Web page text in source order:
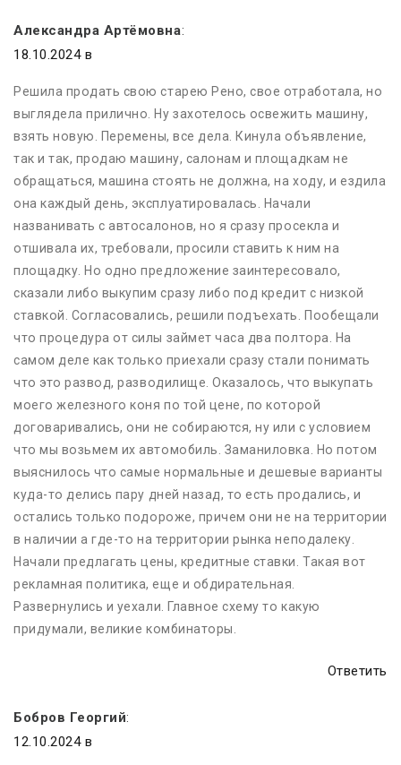
Александра Артёмовна:
18.10.2024 в
Решила продать свою старeю Рено, свое отработала, но
выглядела прилично. Ну захотелось освежить машину,
взять новую. Перемены, все дела. Кинула объявление,
так и так, продаю машину, салонам и площадкам не
обращаться, машина стоять не должна, на ходу, и ездила
она каждый день, эксплуатировалась. Начали
названивать с автосалонов, но я сразу просекла и
отшивала их, требовали, просили ставить к ним на
площадку. Но одно предложение заинтересовало,
сказали либо выкупим сразу либо под кредит с низкой
ставкой. Согласовались, решили подъехать. Пообещали
что процедура от силы займет часа два полтора. На
самом деле как только приехали сразу стали понимать
что это развод, разводилище. Оказалось, что выкупать
моего железного коня по той цене, по которой
договаривались, они не собираются, ну или с условием
что мы возьмем их автомобиль. Заманиловка. Но потом
выяснилось что самые нормальные и дешевые варианты
куда-то делись пару дней назад, то есть продались, и
остались только подороже, причем они не на территории
в наличии а где-то на территории рынка неподалеку.
Начали предлагать цены, кредитные ставки. Такая вот
рекламная политика, еще и обдирательная.
Развернулись и уехали. Главное схему то какую
придумали, великие комбинаторы.
Ответить
Бобров Георгий:
12.10.2024 в